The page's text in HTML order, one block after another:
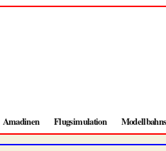
Amadinen Flugsimulation